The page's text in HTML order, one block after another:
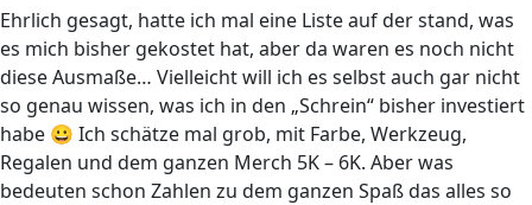
Ehrlich gesagt, hatte ich mal eine Liste auf der stand, was
es mich bisher gekostet hat, aber da waren es noch nicht
diese Ausmaße… Vielleicht will ich es selbst auch gar nicht
so genau wissen, was ich in den „Schrein“ bisher investiert
habe 😀 Ich schätze mal grob, mit Farbe, Werkzeug,
Regalen und dem ganzen Merch 5K – 6K. Aber was
bedeuten schon Zahlen zu dem ganzen Spaß das alles so